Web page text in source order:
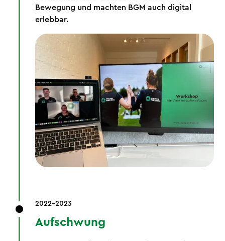
Bewegung und machten BGM auch digital
erlebbar.
2022-2023
Aufschwung